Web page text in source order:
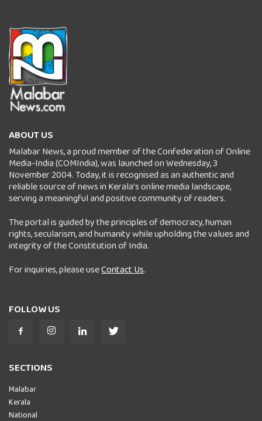
ABOUT US
Malabar News, a proud member of the Confederation of Online
Media-India (COMIndia), was launched on Wednesday, 3
November 2004. Today, it is recognised as an authentic and
reliable source of news in Kerala’s online media landscape,
serving a meaningful and positive community of readers.
The portal is guided by the principles of democracy, human
rights, secularism, and humanity while upholding the values and
integrity of the Constitution of India.
For inquiries, please useContact Us.
FOLLOW US
SECTIONS
Malabar
Kerala
National